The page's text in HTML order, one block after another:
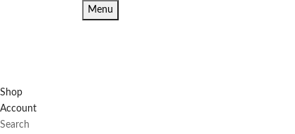
Menu
Shop
Account
Search